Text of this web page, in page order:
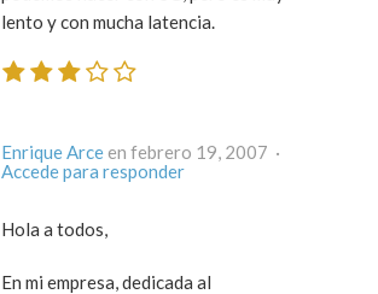
lento y con mucha latencia.
Enrique Arce
en febrero 19, 2007 ·
Accede para responder
Hola a todos,
En mi empresa, dedicada al